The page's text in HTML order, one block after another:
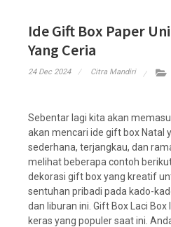
Ide Gift Box Paper
Yang Ceria
24 Dec 2024 Citra Mandiri
Sebentar lagi kita akan
akan mencari ide gift box Natal
sederhana, terjangkau, dan
melihat beberapa contoh
dekorasi gift box yang kreatif
sentuhan pribadi pada kado-
dan liburan ini. Gift Box Laci
keras yang populer saat ini.